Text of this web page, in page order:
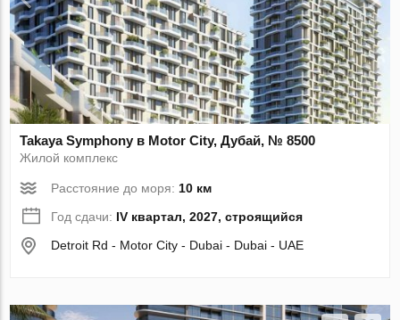
Takaya Symphony в Motor City, Дубай, № 8500
Жилой комплекс
Расстояние до моря: 10 км
Год сдачи: IV квартал, 2027, строящийся
Detroit Rd - Motor City - Dubai - Dubai - UAE